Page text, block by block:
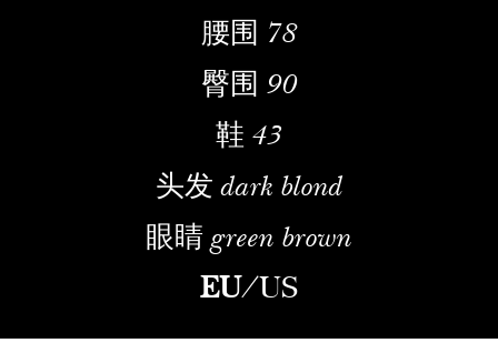
腰围 78
臀围 90
鞋 43
头发 dark blond
眼睛 green brown
EU/US